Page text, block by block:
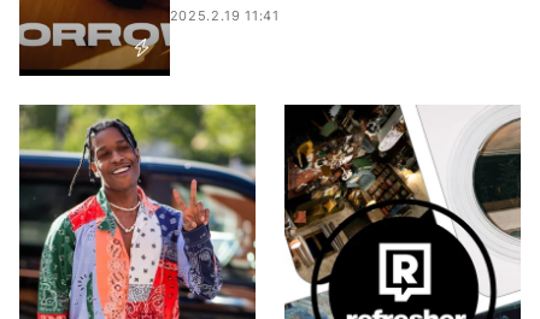
2025.2.19 11:41